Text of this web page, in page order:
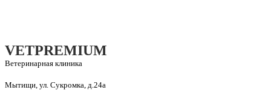
VETPREMIUM
Ветеринарная клиника
Мытищи, ул. Сукромка, д.24а